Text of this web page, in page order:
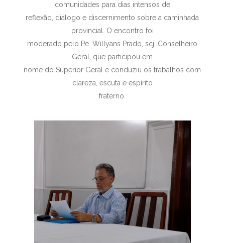
comunidades para dias intensos de
reflexão, diálogo e discernimento sobre a caminhada
provincial. O encontro foi
moderado pelo Pe. Willyans Prado, scj, Conselheiro
Geral, que participou em
nome do Superior Geral e conduziu os trabalhos com
clareza, escuta e espírito
fraterno.